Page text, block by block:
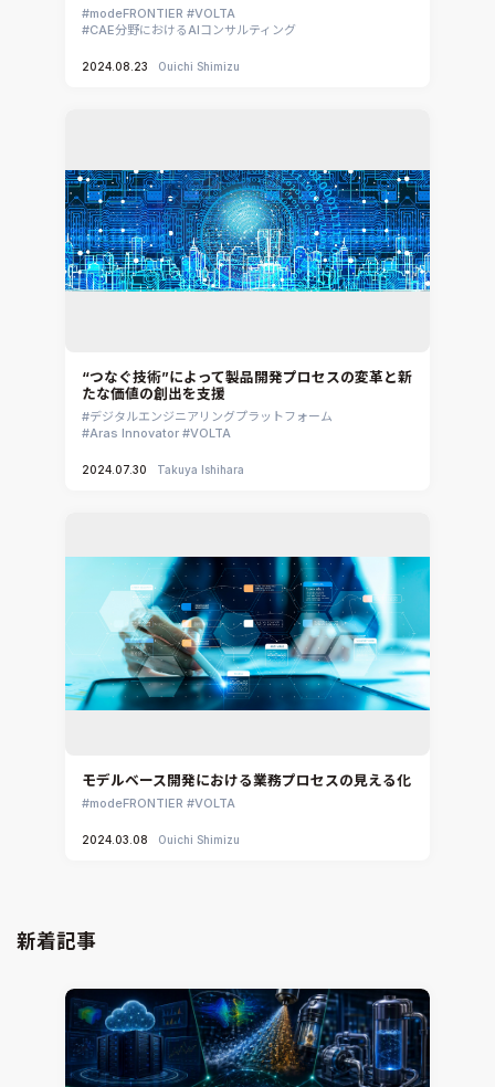
modeFRONTIER
VOLTA
CAE分野におけるAIコンサルティング
2024.08.23 Ouichi Shimizu
“つなぐ技術”によって製品開発プロセスの変革と新
たな価値の創出を支援
デジタルエンジニアリングプラットフォーム
Aras Innovator
VOLTA
2024.07.30 Takuya Ishihara
モデルベース開発における業務プロセスの見える化
modeFRONTIER VOLTA
2024.03.08 Ouichi Shimizu
新着記事